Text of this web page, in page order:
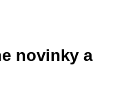
novinky a